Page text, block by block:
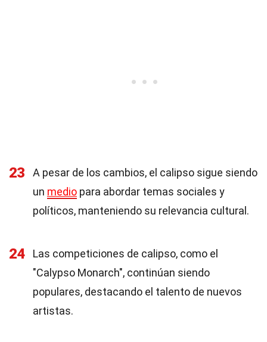
23
A pesar de los cambios, el calipso sigue siendo
un medio para abordar temas sociales y
políticos, manteniendo su relevancia cultural.
24
Las competiciones de calipso, como el
"Calypso Monarch", continúan siendo
populares, destacando el talento de nuevos
artistas.